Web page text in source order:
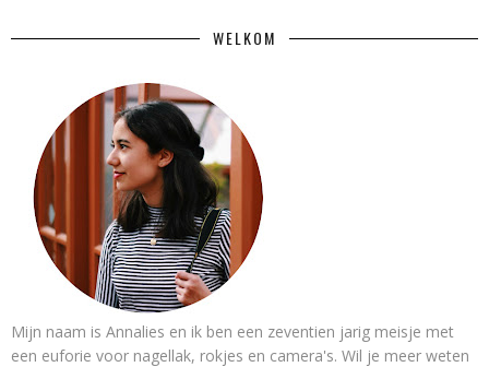
WELKOM
Mijn naam is Annalies en ik ben een zeventien jarig meisje met
een euforie voor nagellak, rokjes en camera's. Wil je meer weten